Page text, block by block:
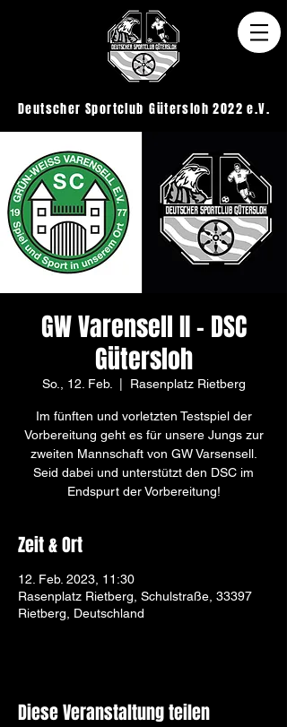
Gütersloh 2022 e.V.
Deutscher Sportclub
GW Varensell II - DSC
Gütersloh
So., 12. Feb. Rasenplatz Rietberg
Im fünften und vorletzten Testspiel der
Vorbereitung geht es für unsere Jungs zur
zweiten Mannschaft von GW Varsensell.
Seid dabei und unterstützt den DSC im
Endspurt der Vorbereitung!
Zeit & Ort
12. Feb. 2023, 11:30
Rasenplatz Rietberg, Schulstraße, 33397
Rietberg, Deutschland
Diese Veranstaltung teilen